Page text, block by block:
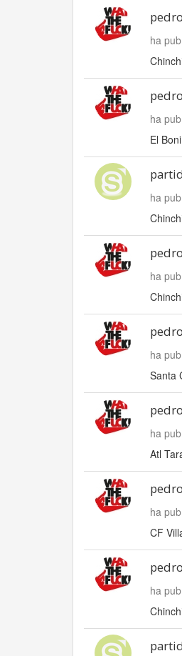
ha
ha
El
ha
ha
ha
Santa
ha
Atl
ha
CF
ha